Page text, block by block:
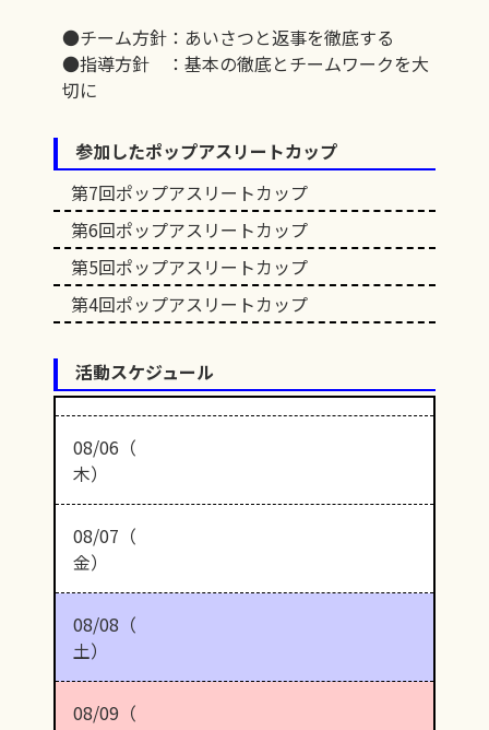
●チーム方針：あいさつと返事を徹底する
●指導方針 ：基本の徹底とチームワークを大
切に
参加したポップアスリートカップ
第7回ポップアスリートカップ
第6回ポップアスリートカップ
第5回ポップアスリートカップ
第4回ポップアスリートカップ
活動スケジュール
08/06（
木）
08/07（
金）
08/08（
土）
08/09（